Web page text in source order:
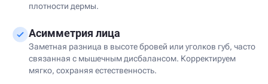
плотности дермы.
Асимметрия лица
Заметная разница в высоте бровей или уголков губ, часто
связанная с мышечным дисбалансом. Корректируем
мягко, сохраняя естественность.